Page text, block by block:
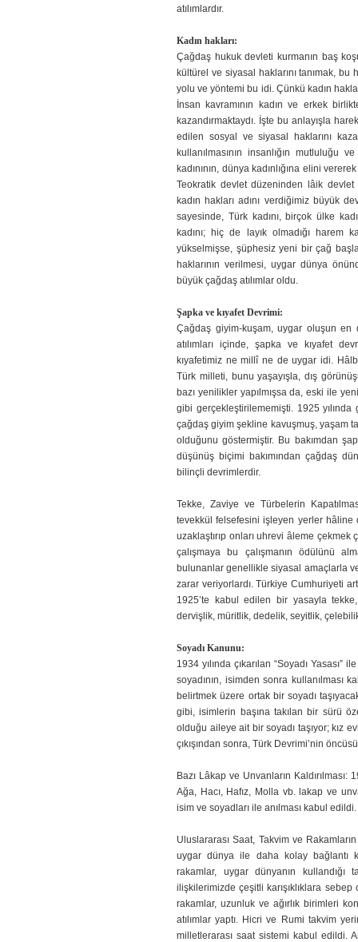
atılımlardır.
Kadın hakları:
Çağdaş hukuk devleti kurmanın baş
kültürel ve siyasal haklarını tanımak,
yolu ve yöntemi bu idi. Çünkü kadın
İnsan kavramının kadın ve erkek
kazandırmaktaydı. İşte bu anlayışla
edilen sosyal ve siyasal haklarını
kullanılmasının insanlığın mutluluğu
kadınının, dünya kadınlığına elini
Teokratik devlet düzeninden lâik
kadın hakları adını verdiğimiz büyük
sayesinde, Türk kadını, birçok ülke
kadını; hiç de layık olmadığı harem
yükselmişse, şüphesiz yeni bir çağ
haklarının verilmesi, uygar dünya
büyük çağdaş atılımlar oldu.
Şapka ve kıyafet Devrimi:
Çağdaş giyim-kuşam, uygar oluşun
atılımları içinde, şapka ve kıyafet
kıyafetimiz ne millî ne de uygar idi.
Türk milleti, bunu yaşayışla, dış
bazı yenilikler yapılmışsa da, eski ile
gibi gerçekleştirilememişti. 1925
çağdaş giyim şekline kavuşmuş, yaşam
olduğunu göstermiştir. Bu bakımdan
düşünüş biçimi bakımından çağdaş
bilinçli devrimlerdir.
Tekke, Zaviye ve Türbelerin
tevekkül felsefesini işleyen yerler hâline
uzaklaştırıp onları uhrevi âleme
çalışmaya bu çalışmanın ödülünü
bulunanlar genellikle siyasal amaçlarla
zarar veriyorlardı. Türkiye Cumhuriyeti
1925’te kabul edilen bir yasayla
dervişlik, müritlik, dedelik, seyitlik,
Soyadı Kanunu:
1934 yılında çıkarılan “Soyadı
soyadının, isimden sonra
belirtmek üzere ortak bir soyadı
gibi, isimlerin başına takılan bir sürü
olduğu aileye ait bir soyadı taşıyor; kız
çıkışından sonra, Türk Devrimi’nin
Bazı Lâkap ve Unvanların
Ağa, Hacı, Hafız, Molla vb. lakap ve
isim ve soyadları ile anılması kabul edildi.
Uluslararası Saat, Takvim ve
uygar dünya ile daha kolay bağlantı
rakamlar, uygar dünyanın
ilişkilerimizde çeşitli karışıklıklara
rakamlar, uzunluk ve ağırlık birimleri
atılımlar yaptı. Hicri ve Rumi takvim
milletlerarası saat sistemi kabul edildi.